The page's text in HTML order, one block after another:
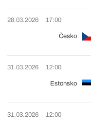
28.03.2026 17:00
Česko
31.03.2026 12:00
Estonsko
31.03.2026 12:00